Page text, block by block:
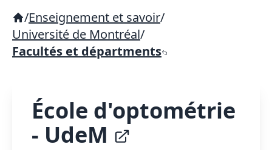
/Enseignement et savoir/
Université de Montréal/
Facultés et départments
École d'optométrie
- UdeM